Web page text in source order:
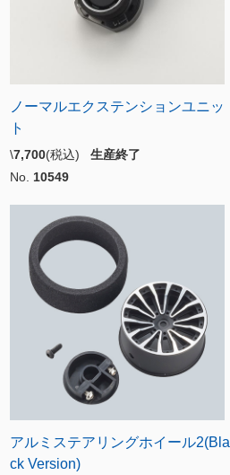
ノーマルエクステンションユニッ
ト
\7,700(税込) 生産終了
No. 10549
アルミステアリングホイール2(Bla
ck Version)